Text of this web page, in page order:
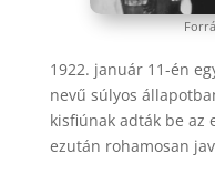
1922. január 11-én
nevű súlyos
kisfiúnak adták be az
ezután rohamosan